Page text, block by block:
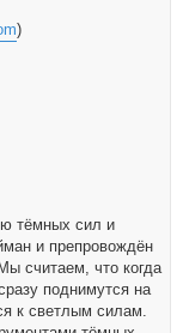
)
тёмных сил и
и препровождён
считаем, что когда
поднимутся на
к светлым силам.